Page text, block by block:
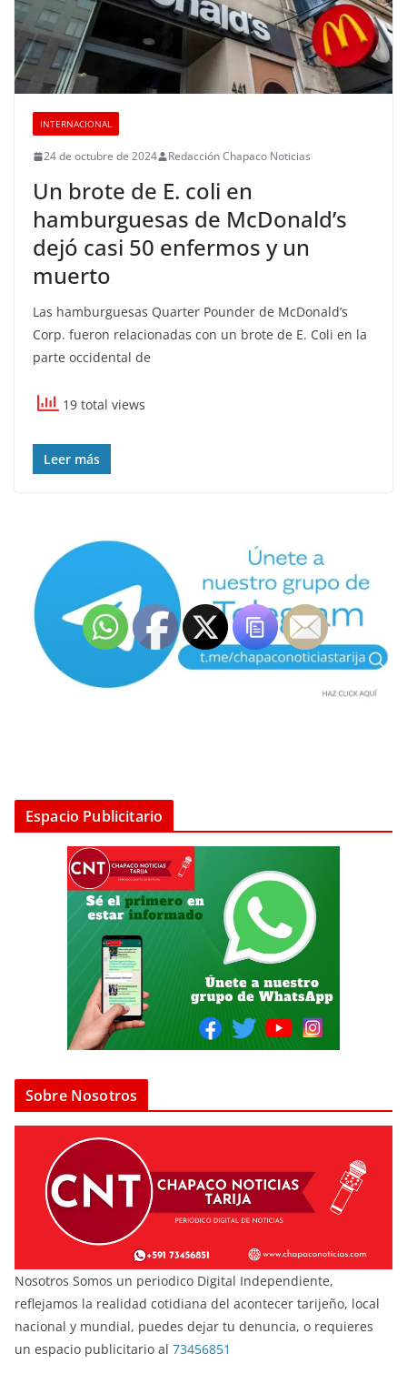
INTERNACIONAL
24 de octubre de 2024 Redacción Chapaco Noticias
Un brote de E. coli en
hamburguesas de McDonald’s
dejó casi 50 enfermos y un
muerto
Las hamburguesas Quarter Pounder de McDonald’s
Corp. fueron relacionadas con un brote de E. Coli en la
parte occidental de
19 total views
Leer más
Espacio Publicitario
Sobre Nosotros
Nosotros Somos un periodico Digital Independiente,
reflejamos la realidad cotidiana del acontecer tarijeño, local
nacional y mundial, puedes dejar tu denuncia, o requieres
un espacio publicitario al 73456851